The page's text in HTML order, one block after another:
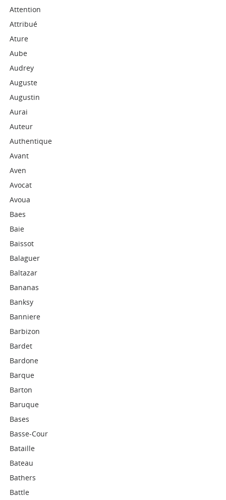
Attention
Attribué
Ature
Aube
Audrey
Auguste
Augustin
Aurai
Auteur
Authentique
Avant
Aven
Avocat
Avoua
Baes
Baie
Baissot
Balaguer
Baltazar
Bananas
Banksy
Banniere
Barbizon
Bardet
Bardone
Barque
Barton
Baruque
Bases
Basse-Cour
Bataille
Bateau
Bathers
Battle